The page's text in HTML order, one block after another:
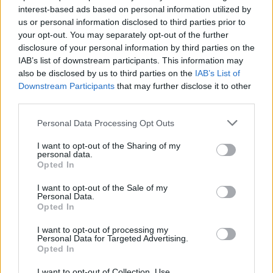
interest-based ads based on personal information utilized by
us or personal information disclosed to third parties prior to
your opt-out. You may separately opt-out of the further
disclosure of your personal information by third parties on the
IAB’s list of downstream participants. This information may
also be disclosed by us to third parties on the IAB’s List of
Downstream Participants that may further disclose it to other
Personal Data Processing Opt Outs
I want to opt-out of the Sharing of my
personal data.
Opted In
I want to opt-out of the Sale of my
Personal Data.
Opted In
I want to opt-out of processing my
Personal Data for Targeted Advertising.
Opted In
Július
Július 1., Szerda: AnnamáriaésTihamér
Július 2., Csütörtök:Ottó
és
Soma
Július 4., Szombat:Ulrik
Július 5., Vasárnap:EmeseésSarolta
Július 6., Hétfő:
Csaba
Július 8., Szerda:Ellák
Július 9., Csütörtök:
Július 10., Péntek:Amália
Július 11., Szombat:
Július 13., Hétfő:Jenõ
Július 14., Kedd: